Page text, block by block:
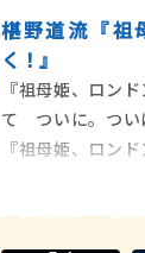
今でこそ、イギ
で席に着いてか
ったでしょう。そ
るのはそれだけ
ルタイザーは冷
日本で供される
椹野道流『祖
く！』
『祖母姫、ロン
て ついに。つい
『祖母姫、ロン